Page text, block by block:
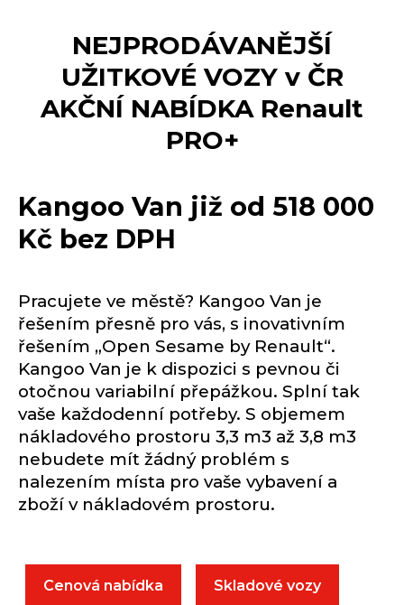
NEJPRODÁVANĚJŠÍ
UŽITKOVÉ VOZY v ČR
AKČNÍ NABÍDKA Renault
PRO+
Kangoo Van již od 518 000
Kč bez DPH
Pracujete ve městě? Kangoo Van je
řešením přesně pro vás, s inovativním
řešením „Open Sesame by Renault“.
Kangoo Van je k dispozici s pevnou či
otočnou variabilní přepážkou. Splní tak
vaše každodenní potřeby. S objemem
nákladového prostoru 3,3 m3 až 3,8 m3
nebudete mít žádný problém s
nalezením místa pro vaše vybavení a
zboží v nákladovém prostoru.
Cenová nabídka Skladové vozy